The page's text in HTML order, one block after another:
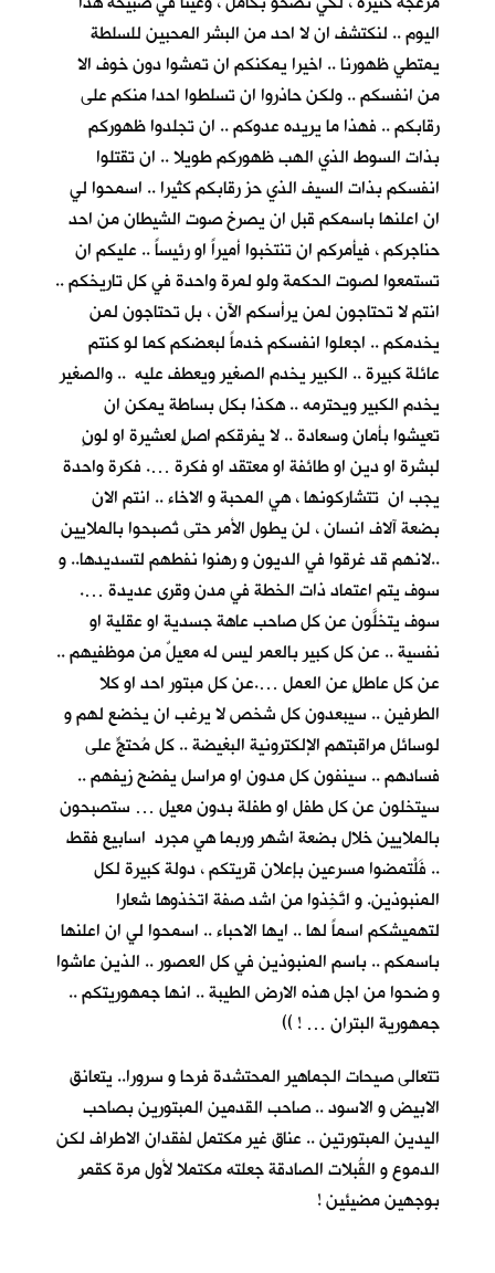
اليوم .. لنكتشف ان لا احد من البشر المحبين للسلطة
يمتطي ظهورنا .. اخيرا يمكنكم ان تمشوا دون خوف الا
من انفسكم .. ولكن حاذروا ان تسلطوا احدا منكم على
رقابكم .. فهذا ما يريده عدوكم .. ان تجلدوا ظهوركم
بذات السوط الذي الهب ظهوركم طويلا .. ان تقتلوا
انفسكم بذات السيف الذي حز رقابكم كثيرا .. اسمحوا لي
ان اعلنها باسمكم قبل ان يصرخ صوت الشيطان من احد
حناجركم ، فيأمركم ان تنتخبوا أميراً او رئيساً .. عليكم ان
تستمعوا لصوت الحكمة ولو لمرة واحدة في كل تاريخكم ..
انتم لا تحتاجون لمن يرأسكم الآن ، بل تحتاجون لمن
يخدمكم .. اجعلوا انفسكم خدماً لبعضكم كما لو كنتم
عائلة كبيرة .. الكبير يخدم الصغير ويعطف عليه .. والصغير
يخدم الكبير ويحترمه .. هكذا بكل بساطة يمكن ان
تعيشوا بأمان وسعادة .. لا يفرقكم اصلٍ لعشيرة او لونٍ
لبشرة او دين او طائفة او معتقد او فكرة …. فكرة واحدة
يجب ان تتشاركونها ، هي المحبة و الاخاء .. انتم الان
بضعة آلاف انسان ، لن يطول الأمر حتى تُصبحوا بالملايين
..لانهم قد غرقوا في الديون و رهنوا نفطهم لتسديدها.. و
سوف يتم اعتماد ذات الخطة في مدن وقرى عديدة ….
سوف يتخلَّون عن كل صاحب عاهة جسدية او عقلية او
نفسية .. عن كل كبير بالعمر ليس له معيلٌ من موظفيهم ..
عن كل عاطلٍ عن العمل ….عن كل مبتور احد او كلا
الطرفين .. سيبعدون كل شخص لا يرغب ان يخضع لهم و
لوسائل مراقبتهم الإلكترونية البغيضة .. كل مُحتجٍّ على
فسادهم .. سينفون كل مدون او مراسل يفضح زيفهم ..
سيتخلون عن كل طفل او طفلة بدون معيل … ستصبحون
بالملايين خلال بضعة اشهر وربما هي مجرد اسابيع فقط
.. فَلْتمضوا مسرعين بإعلان قريتكم ، دولة كبيرة لكل
المنبوذين. و اتَّخِذوا من اشد صفة اتخذوها شعارا
لتهميشكم اسماً لها .. ايها الاحباء .. اسمحوا لي ان اعلنها
باسمكم .. باسم المنبوذين في كل العصور .. الذين عاشوا
و ضحوا من اجل هذه الارض الطيبة .. انها جمهوريتكم ..
جمهورية البتران … ! ))
تتعالى صيحات الجماهير المحتشدة فرحا و سرورا.. يتعانق
الابيض و الاسود .. صاحب القدمين المبتورين بصاحب
اليدين المبتورتين .. عناق غير مكتمل لفقدان الاطراف لكن
الدموع و القُبلات الصادقة جعلته مكتملا لأول مرة كقمرٍ
بوجهين مضيئين !